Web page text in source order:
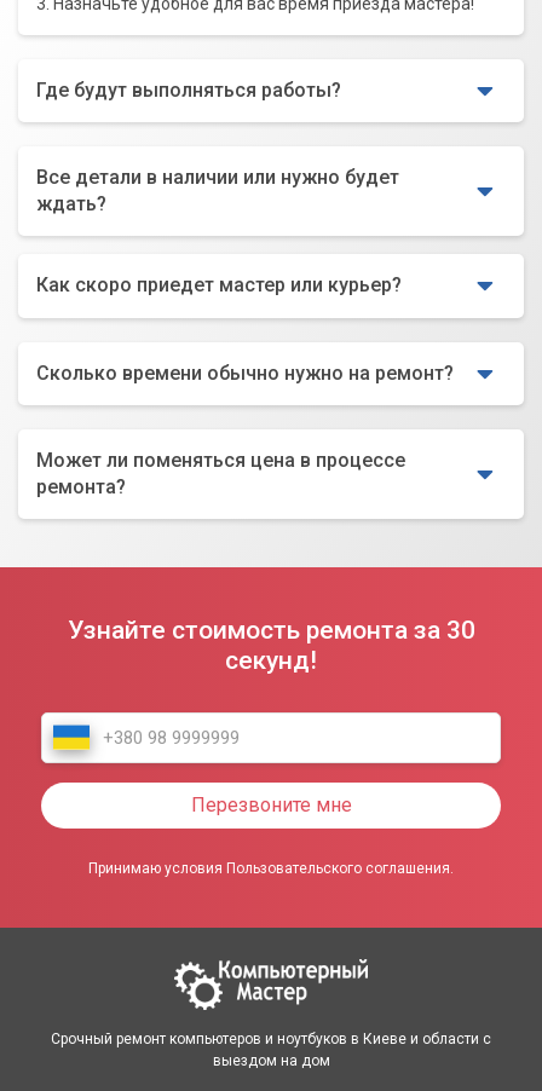
Где будут выполняться работы?
Все детали в наличии или нужно будет
ждать?
Как скоро приедет мастер или курьер?
Сколько времени обычно нужно на ремонт?
Может ли поменяться цена в процессе
ремонта?
Узнайте стоимость ремонта за 30
секунд!
Перезвоните мне
Принимаю условия Пользовательского соглашения.
Срочный ремонт компьютеров и ноутбуков в Киеве и области с
выездом на дом